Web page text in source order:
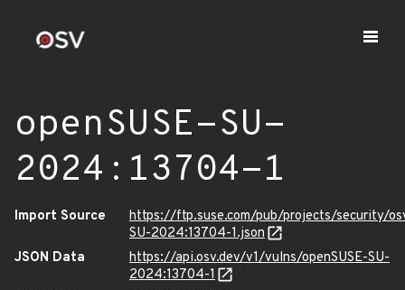
openSUSE-SU-
2024:13704-1
Import Source
https://ftp.suse.com/pub/projects/security/
SU-2024:13704-1.json
JSON Data
https://api.osv.dev/v1/vulns/openSUSE-SU-
2024:13704-1